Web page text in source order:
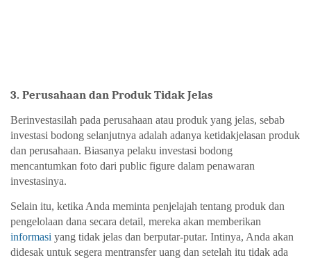
3. Perusahaan dan Produk Tidak Jelas
Berinvestasilah pada perusahaan atau produk yang jelas, sebab
investasi bodong selanjutnya adalah adanya ketidakjelasan produk
dan perusahaan. Biasanya pelaku investasi bodong
mencantumkan foto dari public figure dalam penawaran
investasinya.
Selain itu, ketika Anda meminta penjelajah tentang produk dan
informasi yang tidak jelas dan berputar-putar. Intinya, Anda akan
didesak untuk segera mentransfer uang dan setelah itu tidak ada